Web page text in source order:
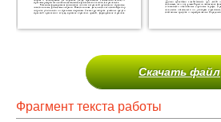
Скачать файл
Фрагмент текста работы